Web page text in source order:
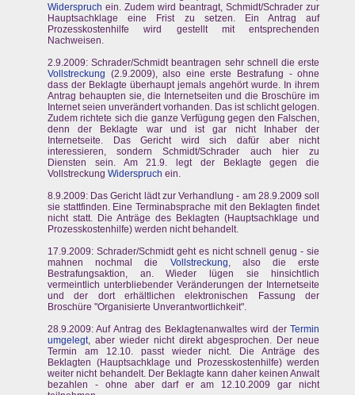
Widerspruch ein. Zudem wird beantragt, Schmidt/Schrader zur
Hauptsachklage eine Frist zu setzen. Ein Antrag auf
Prozesskostenhilfe wird gestellt mit entsprechenden
Nachweisen.
2.9.2009: Schrader/Schmidt beantragen sehr schnell die erste
Vollstreckung (2.9.2009), also eine erste Bestrafung - ohne
dass der Beklagte überhaupt jemals angehört wurde. In ihrem
Antrag behaupten sie, die Internetseiten und die Broschüre im
Internet seien unverändert vorhanden. Das ist schlicht gelogen.
Zudem richtete sich die ganze Verfügung gegen den Falschen,
denn der Beklagte war und ist gar nicht Inhaber der
Internetseite. Das Gericht wird sich dafür aber nicht
interessieren, sondern Schmidt/Schrader auch hier zu
Diensten sein. Am 21.9. legt der Beklagte gegen die
Vollstreckung Widerspruch ein.
8.9.2009: Das Gericht lädt zur Verhandlung - am 28.9.2009 soll
sie stattfinden. Eine Terminabsprache mit den Beklagten findet
nicht statt. Die Anträge des Beklagten (Hauptsachklage und
Prozesskostenhilfe) werden nicht behandelt.
17.9.2009: Schrader/Schmidt geht es nicht schnell genug - sie
mahnen nochmal die Vollstreckung, also die erste
Bestrafungsaktion, an. Wieder lügen sie hinsichtlich
vermeintlich unterbliebender Veränderungen der Internetseite
und der dort erhältlichen elektronischen Fassung der
Broschüre "Organisierte Unverantwortlichkeit".
28.9.2009: Auf Antrag des Beklagtenanwaltes wird derTermin
umgelegt, aber wieder nicht direkt abgesprochen. Der neue
Termin am 12.10. passt wieder nicht. Die Anträge des
Beklagten (Hauptsachklage und Prozesskostenhilfe) werden
weiter nicht behandelt. Der Beklagte kann daher keinen Anwalt
bezahlen - ohne aber darf er am 12.10.2009 gar nicht